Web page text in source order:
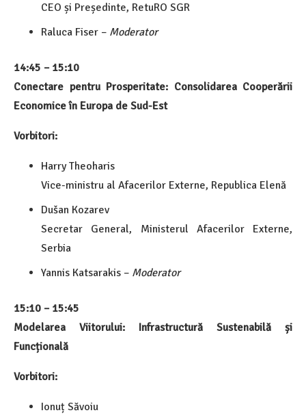
CEO și Președinte, RetuRO SGR
Raluca Fiser – Moderator
14:45 – 15:10
Conectare pentru Prosperitate: Consolidarea Cooperării
Economice în Europa de Sud-Est
Vorbitori:
Harry Theoharis
Vice-ministru al Afacerilor Externe, Republica Elenă
Dušan Kozarev
Secretar General, Ministerul Afacerilor Externe,
Serbia
Yannis Katsarakis – Moderator
15:10 – 15:45
Modelarea Viitorului: Infrastructură Sustenabilă și
Funcțională
Vorbitori:
Ionuț Săvoiu